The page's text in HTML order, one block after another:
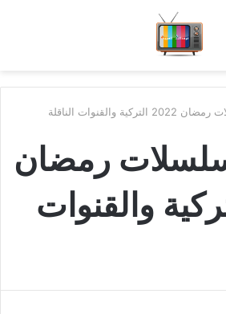
والقنوات الناقلة
رمضان
التركية والقنوات